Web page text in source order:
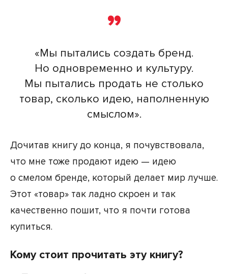
«Мы пытались создать бренд.
Но одновременно и культуру.
Мы пытались продать не столько
товар, сколько идею, наполненную
смыслом».
Дочитав книгу до конца, я почувствовала,
что мне тоже продают идею — идею
о смелом бренде, который делает мир лучше.
Этот «товар» так ладно скроен и так
качественно пошит, что я почти готова
купиться.
Кому стоит прочитать эту книгу?